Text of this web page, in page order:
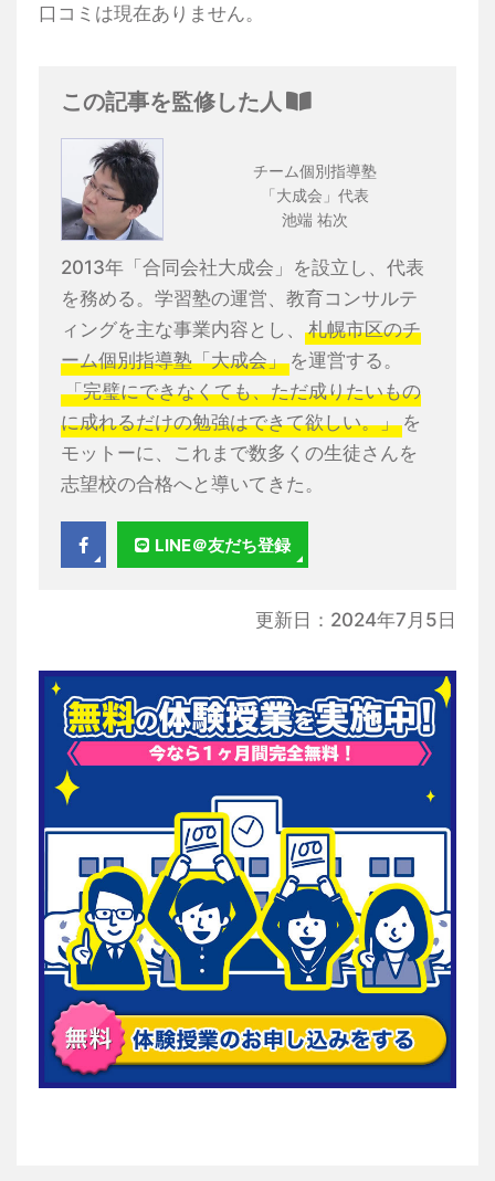
口コミは現在ありません。
この記事を監修した人
チーム個別指導塾
「大成会」代表
池端 祐次
2013年「合同会社大成会」を設立し、代表
を務める。学習塾の運営、教育コンサルテ
ィングを主な事業内容とし、
札幌市区のチ
ーム個別指導塾「大成会」 を運営する。
「完璧にできなくても、ただ成りたいもの
に成れるだけの勉強はできて欲しい。」 を
モットーに、これまで数多くの生徒さんを
志望校の合格へと導いてきた。
LINE＠友だち登録
更新日：2024年7月5日